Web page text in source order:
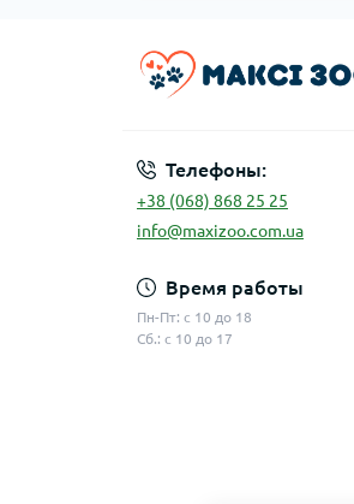
Телефоны:
+38 (068) 868 25 25
info@maxizoo.com.ua
Время работы
Пн-Пт: с 10 до 18
Сб.: с 10 до 17